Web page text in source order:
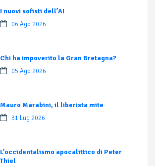
I nuovi sofisti dell’AI
06 Ago 2026
Chi ha impoverito la Gran Bretagna?
05 Ago 2026
Mauro Marabini, il liberista mite
31 Lug 2026
L’occidentalismo apocalittico di Peter
Thiel